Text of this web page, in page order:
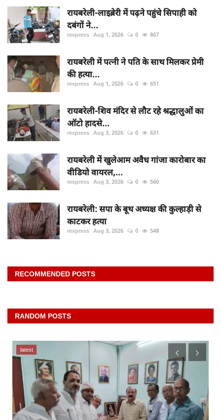
रायबरेली-लाइब्रेरी में पढ़ने पहुंचे सिपाही को
दबंगों ने...
rexpress Aug 1, 2026 0 867
रायबरेली में पत्नी ने पति के साथ मिलकर प्रेमी
की हत्या...
rexpress Aug 1, 2026 0 651
रायबरेली-शिव मंदिर से लौट रहे श्रद्धालुओं का
ऑटो हादसे...
rexpress Aug 3, 2026 0 631
रायबरेली में खुलेआम अवैध गांजा कारोबार का
वीडियो वायरल,...
rexpress Aug 3, 2026 0 560
रायबरेली: सपा के बूथ अध्यक्ष की कुल्हाड़ी से
काटकर हत्या
rexpress Aug 3, 2026 0 548
RECOMMENDED POSTS
RANDOM POSTS
latest